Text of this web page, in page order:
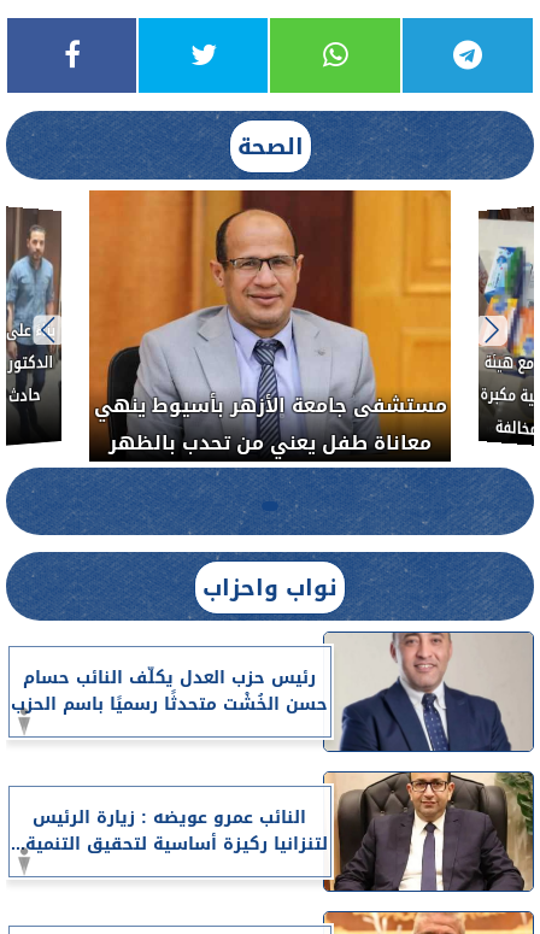
الصحة
بناءً
حادث
مستشفى جامعة الأزهر بأسيوط ينهي
معاناة طفل يعني من تحدب بالظهر
هيئة
مكبرة
نواب واحزاب
رئيس حزب العدل يكلّف النائب حسام
حسن الخُشْت متحدثًا رسميًا باسم الحزب
النائب عمرو عويضه : زيارة الرئيس
لتنزانيا ركيزة أساسية لتحقيق التنمية...